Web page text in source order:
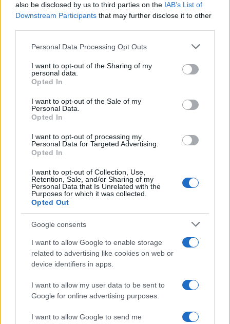
also be disclosed by us to third parties on the IAB’s List of
Downstream Participants that may further disclose it to other
Please note that this website/app uses one or more Google
not limited to your visit or usage behaviour. You may click to
grant or deny consent to Google and its third-party tags to
use your data for below specified purposes in below Google
consent section.
Personal Data Processing Opt Outs
I want to opt-out of the Sharing of my
personal data.
Opted In
I want to opt-out of the Sale of my
Personal Data.
Opted In
I want to opt-out of processing my
Personal Data for Targeted Advertising.
Opted In
I want to opt-out of Collection, Use,
Retention, Sale, and/or Sharing of my
Personal Data that Is Unrelated with the
Purposes for which it was collected.
Opted Out
Google consents
I want to allow Google to enable storage
related to advertising like cookies on web or
device identifiers in apps.
I want to allow my user data to be sent to
Google for online advertising purposes.
I want to allow Google to send me
Real e cripto: semana de estabilidade com Bitcoin a dominar
NÃO CLASSIFICADO
Plano de governo de Lula: soberania, investimentos e reforma
tributária
Rafael Oliveira · 9 ago 2026